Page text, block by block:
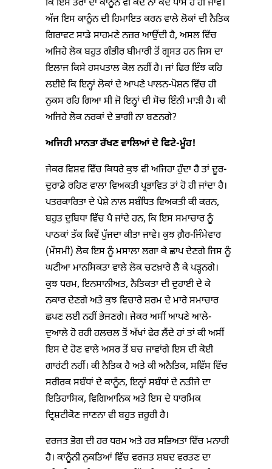
ਕਿ ਇਸ ਤਰਾਂ ਦਾ ਕਾਨੂੰਨ ਵੀ ਕਦੇ ਨਾ ਕਦੇ ਪਾਸ ਹੋ ਹੀ ਜਾਵੇ।
ਅੱਜ ਇਸ ਕਾਨੂੰਨ ਦੀ ਹਿਮਾਇਤ ਕਰਨ ਵਾਲੇ ਲੋਕਾਂ ਦੀ ਨੈਤਿਕ
ਗਿਰਾਵਟ ਸਾਡੇ ਸਾਹਮਣੇ ਨਜ਼ਰ ਆਉਂਦੀ ਹੈ, ਅਸਲ ਵਿੱਚ
ਅਜਿਹੇ ਲੋਕ ਬਹੁਤ ਗੰਭੀਰ ਬੀਮਾਰੀ ਤੋਂ ਗ੍ਰਸਤ ਹਨ ਜਿਸ ਦਾ
ਇਲਾਜ ਕਿਸੇ ਹਸਪਤਾਲ ਕੋਲ ਨਹੀਂ ਹੈ। ਜਾਂ ਫਿਰ ਇੰਝ ਕਹਿ
ਲਈਏ ਕਿ ਇਨ੍ਹਾਂ ਲੋਕਾਂ ਦੇ ਆਪਣੇ ਪਾਲਨ-ਪੋਸ਼ਨ ਵਿੱਚ ਹੀ
ਨੁਕਸ ਰਹਿ ਗਿਆ ਸੀ ਜੋ ਇਨ੍ਹਾਂ ਦੀ ਸੋਚ ਇੰਨੀ ਮਾੜੀ ਹੈ। ਕੀ
ਅਜਿਹੇ ਲੋਕ ਨਰਕਾਂ ਦੇ ਭਾਗੀ ਨਾ ਬਣਨਗੇ?
ਅਜਿਹੀ ਮਾਨਤਾ ਰੱਖਣ ਵਾਲਿਆਂ ਦੇ ਫਿਟੇ-ਮੂੰਹ!
ਜੇਕਰ ਵਿਸ਼ਵ ਵਿੱਚ ਕਿਧਰੇ ਕੁਝ ਵੀ ਅਜਿਹਾ ਹੁੰਦਾ ਹੈ ਤਾਂ ਦੂਰ-
ਦੁਰਾਡੇ ਰਹਿਣ ਵਾਲਾ ਵਿਅਕਤੀ ਪ੍ਰਭਾਵਿਤ ਤਾਂ ਹੋ ਹੀ ਜਾਂਦਾ ਹੈ।
ਪਤਰਕਾਰਿਤਾ ਦੇ ਪੇਸ਼ੇ ਨਾਲ ਸਬੰਧਿਤ ਵਿਅਕਤੀ ਕੀ ਕਰਨ,
ਬਹੁਤ ਦੁਬਿਧਾ ਵਿੱਚ ਪੈ ਜਾਂਦੇ ਹਨ, ਕਿ ਇਸ ਸਮਾਚਾਰ ਨੂੰ
ਪਾਠਕਾਂ ਤੱਕ ਕਿਵੇਂ ਪੁੱਜਦਾ ਕੀਤਾ ਜਾਵੇ। ਕੁਝ ਗ਼ੈਰ-ਜਿੰਮੇਵਾਰ
(ਮੌਸਮੀ) ਲੋਕ ਇਸ ਨੂੰ ਮਸਾਲਾ ਲਗਾ ਕੇ ਛਾਪ ਦੇਣਗੇ ਜਿਸ ਨੂੰ
ਘਟੀਆ ਮਾਨਸਿਕਤਾ ਵਾਲੇ ਲੋਕ ਚਟਖ਼ਾਰੇ ਲੈ ਕੇ ਪੜ੍ਹਨਗੇ।
ਕੁਝ ਧਰਮ, ਇਨਸਾਨੀਅਤ, ਨੈਤਿਕਤਾ ਦੀ ਦੁਹਾਈ ਦੇ ਕੇ
ਨਕਾਰ ਦੇਣਗੇ ਅਤੇ ਕੁਝ ਵਿਚਾਰੇ ਸ਼ਰਮ ਦੇ ਮਾਰੇ ਸਮਾਚਾਰ
ਛਪਣ ਲਈ ਨਹੀਂ ਭੇਜਣਗੇ। ਜੇਕਰ ਅਸੀਂ ਆਪਣੇ ਆਲੇ-
ਦੁਆਲੇ ਹੋ ਰਹੀ ਹਲਚਲ ਤੋਂ ਅੱਖਾਂ ਫੇਰ ਲੈਂਦੇ ਹਾਂ ਤਾਂ ਕੀ ਅਸੀਂ
ਇਸ ਦੇ ਹੋਣ ਵਾਲੇ ਅਸਰ ਤੋਂ ਬਚ ਜਾਵਾਂਗੇ ਇਸ ਦੀ ਕੋਈ
ਗਾਰਂਟੀ ਨਹੀਂ। ਕੀ ਨੈਤਿਕ ਹੈ ਅਤੇ ਕੀ ਅਨੈਤਿਕ, ਸਵਿੱਸ ਵਿੱਚ
ਸਰੀਰਕ ਸਬੰਧਾਂ ਦੇ ਕਾਨੂੰਨ, ਇਨ੍ਹਾਂ ਸਬੰਧਾਂ ਦੇ ਨਤੀਜੇ ਦਾ
ਇਤਿਹਾਸਿਕ, ਵਿਗਿਆਨਿਕ ਅਤੇ ਇਸ ਦੇ ਧਾਰਮਿਕ
ਦ੍ਰਿਸ਼ਟੀਕੋਣ ਜਾਣਨਾ ਵੀ ਬਹੁਤ ਜ਼ਰੂਰੀ ਹੈ।
ਵਰਜਤ ਭੋਗ ਦੀ ਹਰ ਧਰਮ ਅਤੇ ਹਰ ਸਭਿਅਤਾ ਵਿੱਚ ਮਨਾਹੀ
ਹੈ। ਕਾਨੂੰਨੀ ਨੁਕਤਿਆਂ ਵਿੱਚ ਵਰਜਤ ਸ਼ਬਦ ਵਰਤਣ ਦਾ